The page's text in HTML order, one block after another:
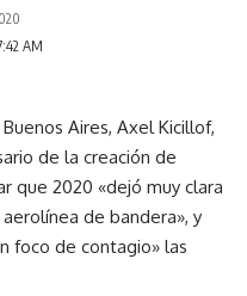
AM
Aires, Axel Kicillof,
de la creación de
que 2020 «dejó muy clara
de bandera», y
foco de contagio» las